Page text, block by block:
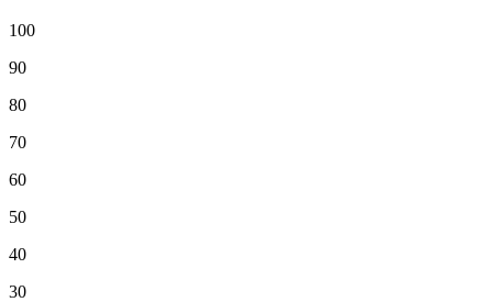
100
90
80
70
60
50
40
30